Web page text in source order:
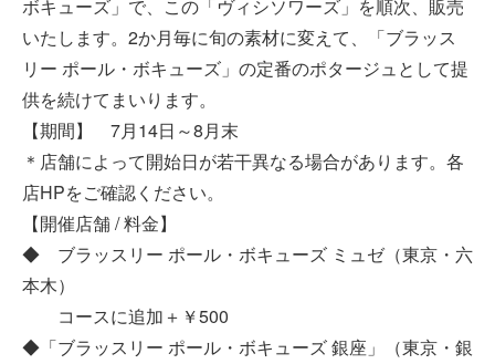
ボキューズ」で、この「ヴィシソワーズ」を順次、販売
いたします。2か月毎に旬の素材に変えて、「ブラッス
リー ポール・ボキューズ」の定番のポタージュとして提
供を続けてまいります。
【期間】 7月14日～8月末
＊店舗によって開始日が若干異なる場合があります。各
店HPをご確認ください。
【開催店舗 / 料金】
◆ ブラッスリー ポール・ボキューズ ミュゼ（東京・六
本木）
コースに追加＋￥500
◆「ブラッスリー ポール・ボキューズ 銀座」（東京・銀